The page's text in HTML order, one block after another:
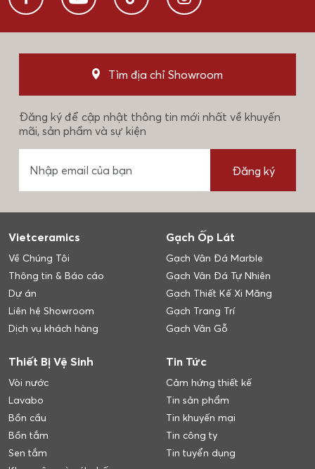
Tìm địa chỉ Showroom
Đăng ký để cập nhật thông tin mới nhất về khuyến
mãi, sản phẩm và sự kiện
Đăng ký
Vietceramics
Về Chúng Tôi
Thông tin & Báo cáo
Dự án
Liên hệ Showroom
Dịch vụ khách hàng
Gạch Ốp Lát
Gạch Vân Đá Marble
Gạch Vân Đá Tự Nhiên
Gạch Thiết Kế Xi Măng
Gạch Trang Trí
Gạch Vân Gỗ
Thiết Bị Vệ Sinh
Vòi nước
Lavabo
Bồn cầu
Bồn tắm
Sen tắm
Tin Tức
Cảm hứng thiết kế
Tin sản phẩm
Tin khuyến mại
Tin công ty
Tin tuyển dụng